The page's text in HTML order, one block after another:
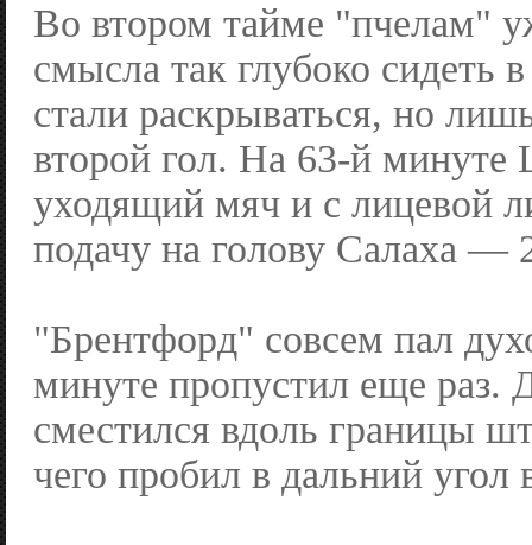
Во втором тайме "пчелам"
смысла так глубоко сидеть
стали раскрываться, но
второй гол. На 63-й минуте
уходящий мяч и с лицевой
подачу на голову Салаха —
"Брентфорд" совсем пал
минуте пропустил еще раз.
сместился вдоль границы
чего пробил в дальний